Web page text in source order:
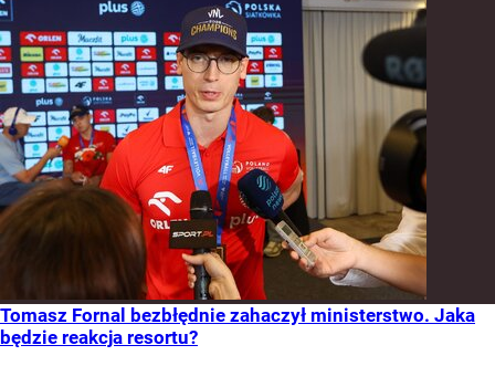
Tomasz Fornal bezbłędnie zahaczył ministerstwo. Jaka
będzie reakcja resortu?